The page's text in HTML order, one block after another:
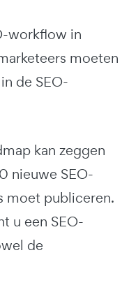
workflow in
moeten
de SEO-
kan zeggen
nieuwe SEO-
moet publiceren.
u een SEO-
de